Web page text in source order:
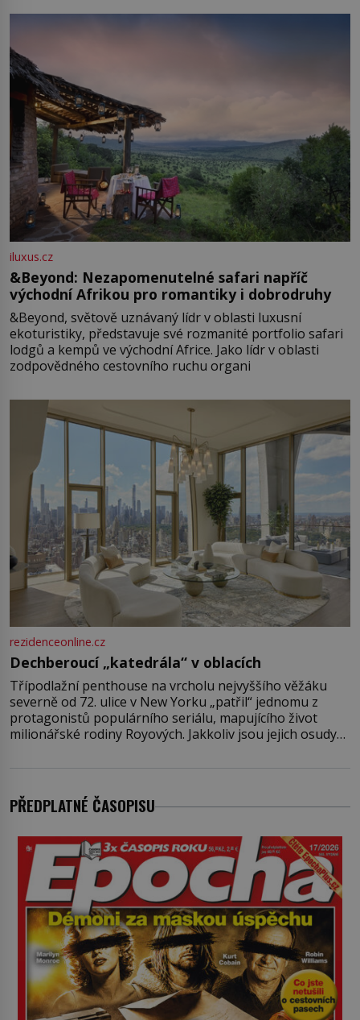
iluxus.cz
&Beyond: Nezapomenutelné safari napříč
východní Afrikou pro romantiky i dobrodruhy
&Beyond, světově uznávaný lídr v oblasti luxusní
ekoturistiky, představuje své rozmanité portfolio safari
lodgů a kempů ve východní Africe. Jako lídr v oblasti
zodpovědného cestovního ruchu organi
rezidenceonline.cz
Dechberoucí „katedrála“ v oblacích
Třípodlažní penthouse na vrcholu nejvyššího věžáku
severně od 72. ulice v New Yorku „patřil“ jednomu z
protagonistů populárního seriálu, mapujícího život
milionářské rodiny Royových. Jakkoliv jsou jejich osudy
jenom jednou z nemovitostí
PŘEDPLATNÉ ČASOPISU